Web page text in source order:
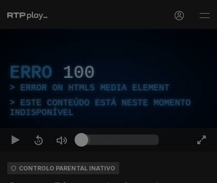
ERRO 100
ERROR ON HTML5 MEDIA ELEMENT
ESTE CONTEÚDO ESTÁ NESTE MOMENTO
INDISPONÍVEL
CONTROLO PARENTAL INATIVO